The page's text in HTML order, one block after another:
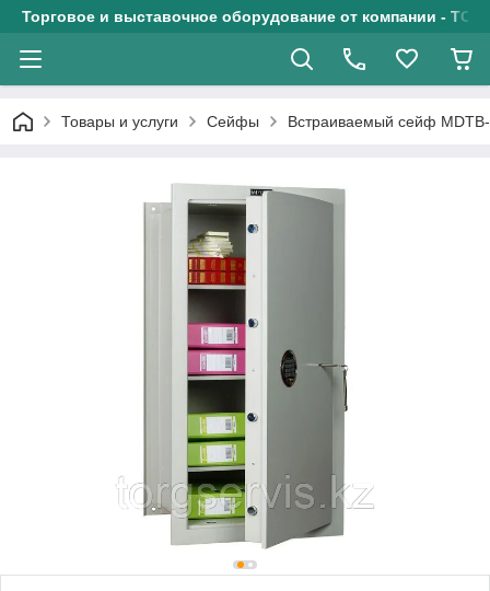
Торговое и выставочное оборудование от компании - ТОО
Товары и услуги Сейфы Встраиваемый сейф